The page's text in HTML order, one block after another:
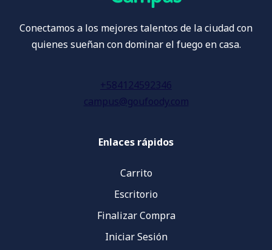
Conectamos a los mejores talentos de la ciudad con
quienes sueñan con dominar el fuego en casa.
+584124592346
campus@goufoody.com
Enlaces rápidos
Carrito
Escritorio
Finalizar Compra
Iniciar Sesión